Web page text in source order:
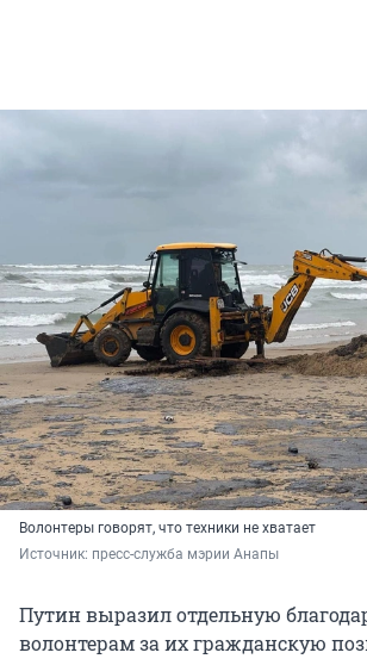
Волонтеры говорят, что техники не хватает
Источник: пресс-служба мэрии Анапы
Путин выразил отдельную
волонтерам за их гражданскую